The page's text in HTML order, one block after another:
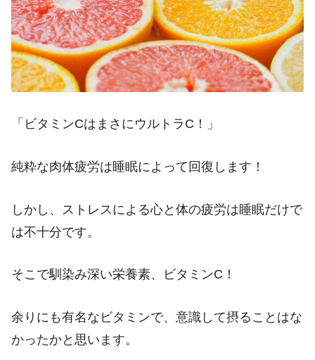
「ビタミンCはまさにウルトラC！」
純粋な肉体疲労は睡眠によって回復します！
しかし、ストレスによる心と体の疲労は睡眠だけで
は不十分です。
そこで馴染み深い栄養素、ビタミンC！
余りにも有名なビタミンで、意識して摂ることはな
かったかと思います。